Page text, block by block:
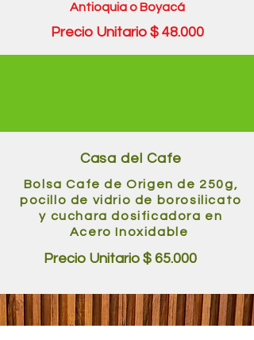
Antioquia o Boyacá
Precio Unitario $ 48.000
Casa del Cafe
Bolsa Cafe de Origen de 250g,
pocillo de vidrio de borosilicato
y cuchara dosificadora en
Acero Inoxidable
Precio Unitario $ 65.000